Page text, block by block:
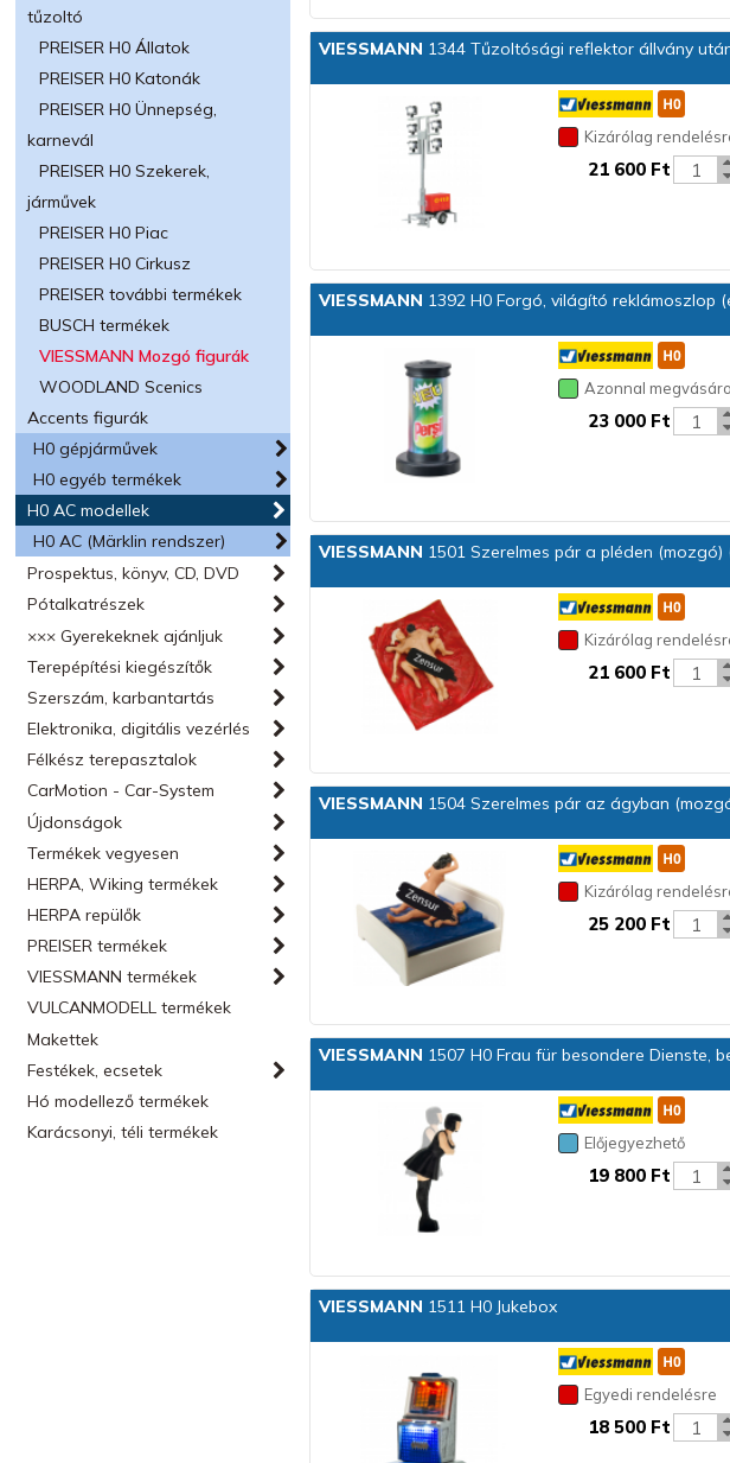
tűzoltó
PREISER H0 Állatok
PREISER H0 Katonák
PREISER H0 Ünnepség,
karnevál
PREISER H0 Szekerek,
járművek
PREISER H0 Piac
PREISER H0 Cirkusz
PREISER további termékek
BUSCH termékek
VIESSMANN Mozgó figurák
WOODLAND Scenics
Accents figurák
H0 gépjárművek
H0 egyéb termékek
H0 AC modellek
H0 AC (Märklin rendszer)
Prospektus, könyv, CD, DVD
Pótalkatrészek
××× Gyerekeknek ajánljuk
Terepépítési kiegészítők
Szerszám, karbantartás
Elektronika, digitális vezérlés
Félkész terepasztalok
CarMotion - Car-System
Újdonságok
Termékek vegyesen
HERPA, Wiking termékek
HERPA repülők
PREISER termékek
VIESSMANN termékek
VULCANMODELL termékek
Makettek
Festékek, ecsetek
Hó modellező termékek
Karácsonyi, téli termékek
VIESSMANN 1344 Tűzoltósági reflektor állvány
Kizárólag
21 600 Ft
VIESSMANN 1392 H0 Forgó, világító reklámoszlop
Azonnal
23 000 Ft
VIESSMANN 1501 Szerelmes pár a pléden (mozgó)
Kizárólag
21 600 Ft
VIESSMANN 1504 Szerelmes pár az ágyban
Kizárólag
25 200 Ft
VIESSMANN 1507 H0 Frau für besondere Dienste,
Előjegyezhető
19 800 Ft
VIESSMANN 1511 H0 Jukebox
Egyedi rendelésre
18 500 Ft